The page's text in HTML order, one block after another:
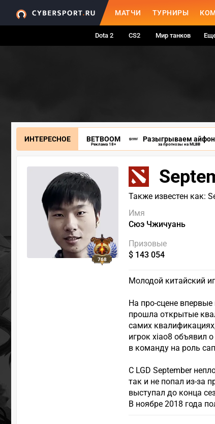
МАТЧИ ТУРНИРЫ
Dota 2 CS2 Мир танков
ИНТЕРЕСНОЕ BETBOOM
Реклама 18+
Разыгрываем айфон
за прогнозы на MLBB
768
Также известен как:
Имя
Сюэ Чжичуань
Призовые
$ 143 054
Молодой китайский
На про-сцене впервые
прошла открытые
самих
игрок xiao8 объявил
в команду на роль
С LGD September
так и не попал из-за
выступал до конца
В ноябре 2018 года